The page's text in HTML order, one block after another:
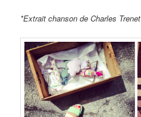
*Extrait chanson de Charles Trenet